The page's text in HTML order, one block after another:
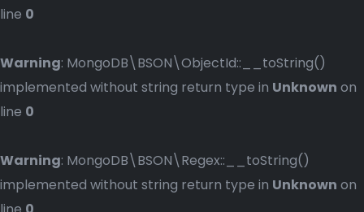
line 0
Warning: MongoDB\BSON\ObjectId::__toString()
implemented without string return type in Unknown on
line 0
Warning: MongoDB\BSON\Regex::__toString()
implemented without string return type in Unknown on